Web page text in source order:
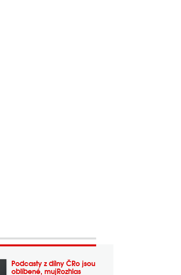
Podcasty z dílny ČRo jsou
oblíbené, mujRozhlas